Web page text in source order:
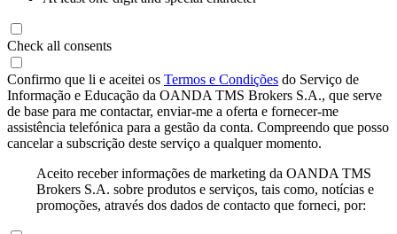
Check all consents
Confirmo que li e aceitei os Termos e Condições do Serviço de
Informação e Educação da OANDA TMS Brokers S.A., que serve
de base para me contactar, enviar-me a oferta e fornecer-me
assistência telefónica para a gestão da conta. Compreendo que posso
cancelar a subscrição deste serviço a qualquer momento.
Aceito receber informações de marketing da OANDA TMS
Brokers S.A. sobre produtos e serviços, tais como, notícias e
promoções, através dos dados de contacto que forneci, por: